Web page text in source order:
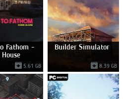
Fathom -
House
5.61 GB
Builder Simulator
8.39 GB